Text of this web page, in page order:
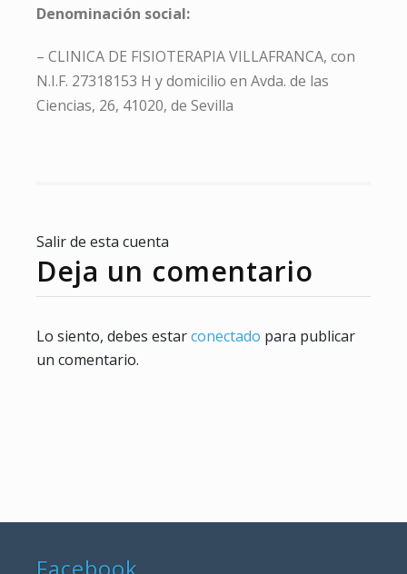
Denominación social:
– CLINICA DE FISIOTERAPIA VILLAFRANCA, con
N.I.F. 27318153 H y domicilio en Avda. de las
Ciencias, 26, 41020, de Sevilla
Salir de esta cuenta
Deja un comentario
Lo siento, debes estarconectado para publicar
un comentario.